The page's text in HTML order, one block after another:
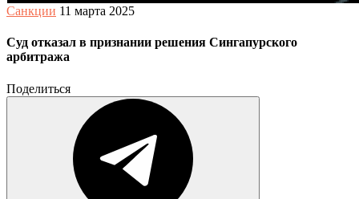
Санкции 11 марта 2025
Суд отказал в признании решения Сингапурского
арбитража
Поделиться